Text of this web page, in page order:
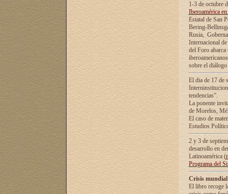
1-3 de octubre
Iberoamérica
Estatal de San
Bering-
Rusia,
Internacional
del Foro
sobre el
El dia de 17 de
tendencias”.
La ponente
de Morelos,
El caso de
Estudios
2 y 3 de
desarrollo en
Latinoamérica (
Programa del
Crisis
El libro recoge